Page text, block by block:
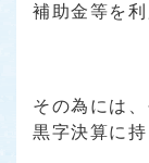
補助金等を
その為には
黒字決算に